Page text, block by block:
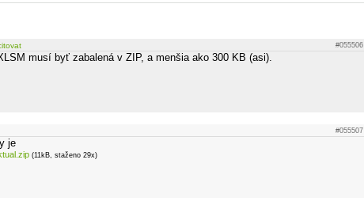
#055506
musí byť zabalená v ZIP, a menšia ako 300 KB (asi).
#055507
je
(11kB, staženo 29x)